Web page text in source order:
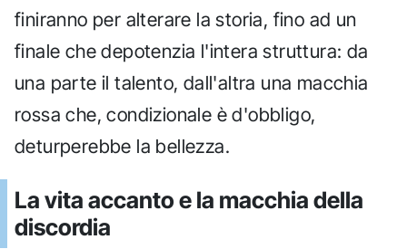
finiranno per alterare la storia, fino ad un
finale che depotenzia l'intera struttura: da
una parte il talento, dall'altra una macchia
rossa che, condizionale è d'obbligo,
deturperebbe la bellezza.
La vita accanto e la macchia della
discordia